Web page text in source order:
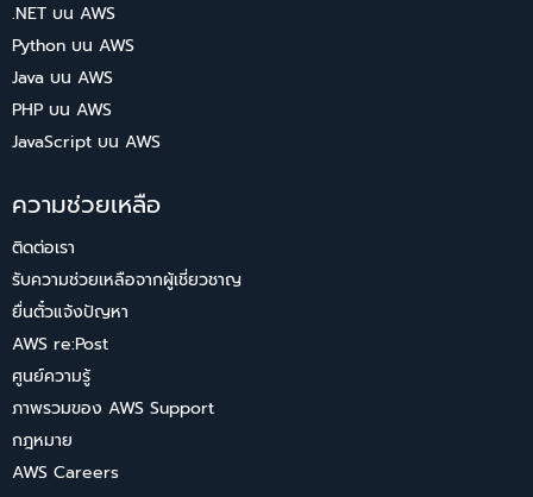
.NET บน AWS
Python บน AWS
Java บน AWS
PHP บน AWS
JavaScript บน AWS
ความช่วยเหลือ
ติดต่อเรา
รับความช่วยเหลือจากผู้เชี่ยวชาญ
ยื่นตั๋วแจ้งปัญหา
AWS re:Post
ศูนย์ความรู้
ภาพรวมของ AWS Support
กฎหมาย
AWS Careers